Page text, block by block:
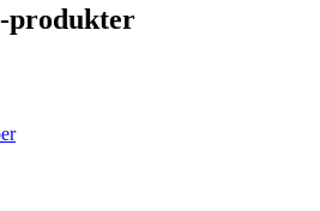
produkter